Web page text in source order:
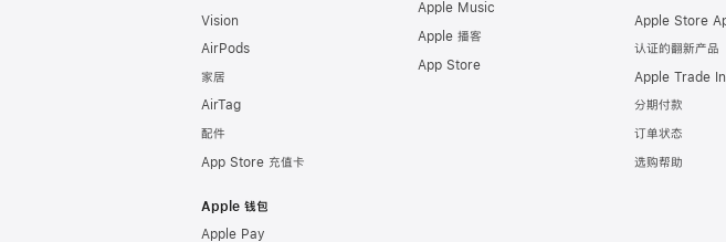
Vision
AirPods
家居
AirTag
配件
App Store 充值卡
Apple 钱包
Apple Pay
Apple Music
Apple 播客
App Store
Apple Store
认证的翻新产品
Apple Trade In
分期付款
订单状态
选购帮助